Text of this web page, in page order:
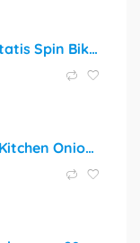
BG Sport Sepeda Statis Spin Bike: Solusi Fitness Kardio di Rumah
Pengiris Bawang / Kitchen Onion Slicer Murah